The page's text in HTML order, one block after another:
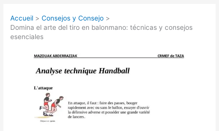
Accueil
Consejos y Consejo
Domina el arte del tiro en balonmano: técnicas y consejos
esenciales